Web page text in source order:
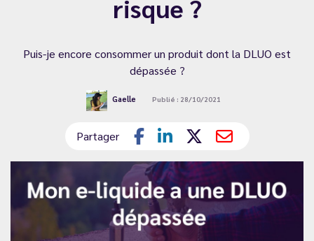
risque ?
Puis-je encore consommer un produit dont la DLUO est
dépassée ?
Gaelle Publié : 28/10/2021
Partager